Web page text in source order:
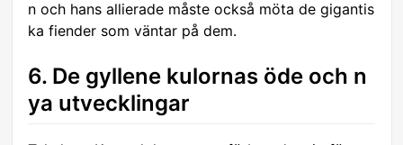
n och hans allierade måste också möta de gigantis
ka fiender som väntar på dem.
6. De gyllene kulornas öde och n
ya utvecklingar